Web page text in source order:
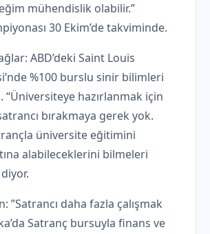
mühendislik olabilir.”
30 Ekim’de takviminde.
ABD’deki Saint Louis
%100 burslu sinir bilimleri
“Üniversiteye hazırlanmak için
bırakmaya gerek yok.
üniversite eğitimini
alabileceklerini bilmeleri
”Satrancı daha fazla çalışmak
Satranç bursuyla finans ve